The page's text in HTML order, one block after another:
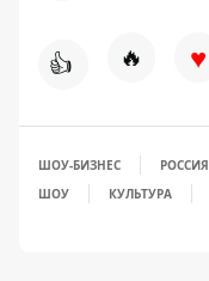
👍 🔥 ♥
ШОУ-БИЗНЕС РОССИЯ
ШОУ
КУЛЬТУРА